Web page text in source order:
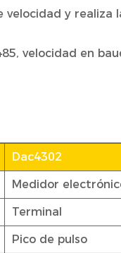
y realiza
velocidad en
Dac4302
Medidor
Terminal
Pico de pulso